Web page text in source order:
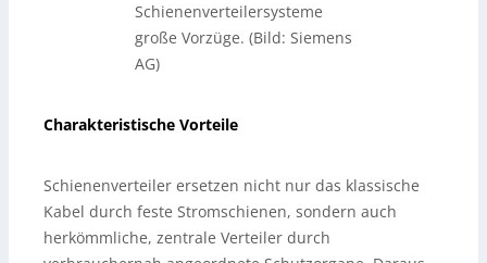
Schienenverteilersysteme
große Vorzüge. (Bild: Siemens
AG)
Charakteristische Vorteile
Schienenverteiler ersetzen nicht nur das klassische
Kabel durch feste Stromschienen, sondern auch
herkömmliche, zentrale Verteiler durch